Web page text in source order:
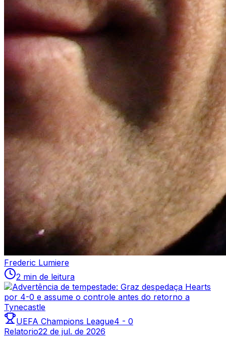
Frederic Lumiere
2 min de leitura
UEFA Champions League4 - 0
Relatorio22 de jul. de 2026